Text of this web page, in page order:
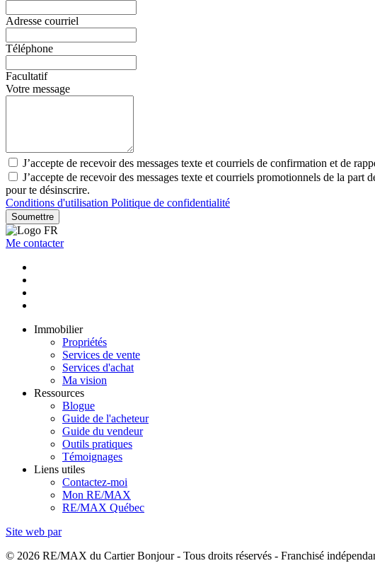
Adresse courriel
Téléphone
Facultatif
Votre message
J’accepte de recevoir des messages texte et courriels de confirmation et de
J’accepte de recevoir des messages texte et courriels promotionnels de la
pour te désinscrire.
Conditions d'utilisation Politique de confidentialité
Soumettre
Me contacter
Immobilier
Propriétés
Services de vente
Services d'achat
Ma vision
Ressources
Blogue
Guide de l'acheteur
Guide du vendeur
Outils pratiques
Témoignages
Liens utiles
Contactez-moi
Mon RE/MAX
RE/MAX Québec
Site web par
© 2026 RE/MAX du Cartier Bonjour - Tous droits réservés - Franchisé